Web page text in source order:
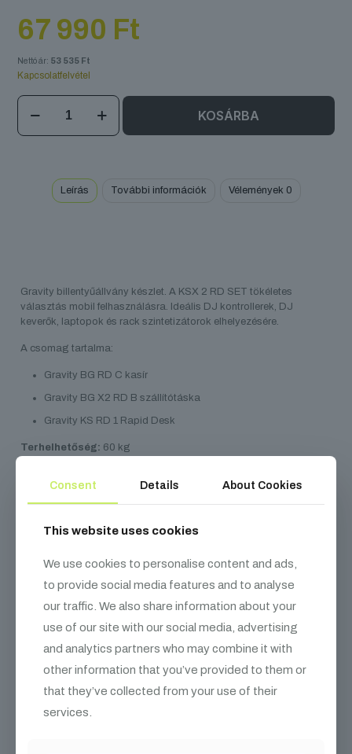
67 990 Ft
Nettó ár: 53 535 Ft
Kapcsolatfelvétel
KSX
RD
KOSÁRBA
Leírás További információk Vélemények 0
Gravity billentyűállvány készlet. A KSX 2 RD SET tökéletes
választás mobil felhasználásra. Ideális DJ kontrollerek, DJ
keverők, laptopok és rack szintetizátorok elhelyezésére.
A csomag tartalma:
Gravity BG RD C kasír
Gravity BG X2 RD B szállítótáska
Gravity KS RD 1 Rapid Desk
Terhelhetőség: 60 kg
Kapcsolódótermékek
Consent Details About Cookies
This website uses cookies
We use cookies to personalise content and ads,
to provide social media features and to analyse
our traffic. We also share information about your
use of our site with our social media, advertising
and analytics partners who may combine it with
other information that you’ve provided to them or
that they’ve collected from your use of their
services.